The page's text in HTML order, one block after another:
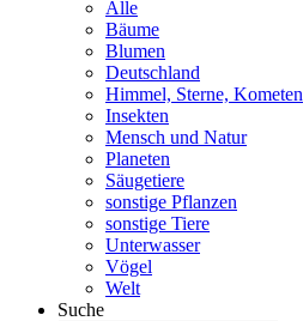
Alle
Bäume
Blumen
Deutschland
Himmel, Sterne, Kometen
Insekten
Mensch und Natur
Planeten
Säugetiere
sonstige Pflanzen
sonstige Tiere
Unterwasser
Vögel
Welt
Suche